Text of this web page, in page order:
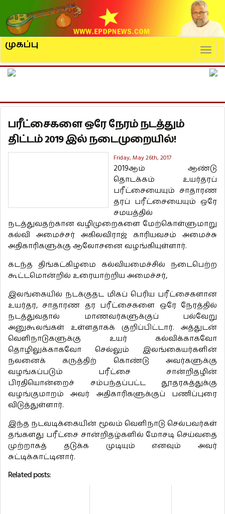
முகப்பு
பரீட்சைகளை ஒரே நேரம் நடத்தும்
திட்டம் 2019 இல் நடைமுறையில்!
Friday, May 26th, 2017
2019ஆம் ஆண்டு
தொடக்கம் உயர்தரப்
பரீட்சையையும் சாதாரண
தரப் பரீட்சையையும் ஒரே
சமயத்தில்
நடத்துவதற்கான வழிமுறைகளை மேற்கொள்ளுமாறு
கல்வி அமைச்சர் அகிலவிராஜ் காரியவசம் அமைச்சு
அதிகாரிகளுக்கு ஆலோசனை வழங்கியுள்ளார்.
கடந்த திங்கட்கிழமை கல்வியமைச்சில் நடைபெற்ற
கூட்டமொன்றில் உரையாற்றிய அமைச்சர்,
இலங்கையில் நடக்குதட மிகப் பெரிய பரீட்சைகளான
உயர்தர, சாதாரண தர பரீட்சைகளை ஒரே நேரத்தில்
நடத்துவதால் மாணவர்களுக்குப் பல்வேறு
அனுகூலங்கள் உள்ளதாகக் குறிப்பிட்டார். அத்துடன்
வெளிநாடுகளுக்கு உயர் கல்விக்காகவோ
தொழிலுக்காகவோ செல்லும் இலங்கையர்களின்
நலனைக் கருத்திற் கொண்டு அவர்களுக்கு
வழங்கப்படும் பரீட்சை சான்றிதழின்
பிரதியொன்றைச் சம்பந்தப்பட்ட தூதரகத்துக்கு
வழங்குமாறம் அவர் அதிகாரிகளுக்குப் பணிப்புரை
விடுத்துள்ளார்.
இந்த நடவடிக்கையின் மூலம் வெளிநாடு செல்பவர்கள்
தங்களது பரீட்சை சான்றிதழ்களில் மோசடி செய்வதை
முற்றாகத் தடுக்க முடியும் எனவும் அவர்
சுட்டிக்காட்டினார்.
Related posts: